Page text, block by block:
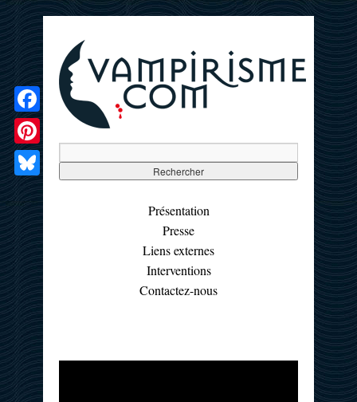
Présentation
Presse
Liens externes
Interventions
Contactez-nous
Facebook
Pinterest
Bluesky